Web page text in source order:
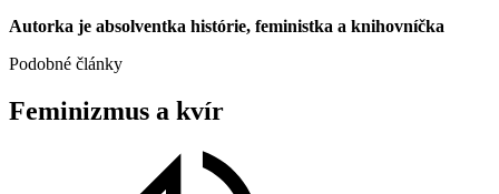
Autorka je absolventka histórie, feministka a knihovníčka
Podobné články
Feminizmus a kvír